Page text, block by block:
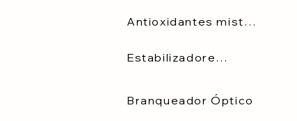
Antioxidantes misturados
Estabilizadores de luz
Branqueador Óptico